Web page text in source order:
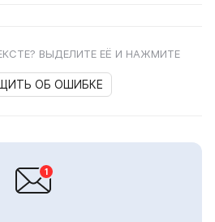
ВЫДЕЛИТЕ ЕЁ И НАЖМИТЕ
ОБ ОШИБКЕ